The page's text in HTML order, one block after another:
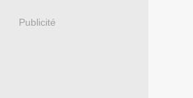
Publicité